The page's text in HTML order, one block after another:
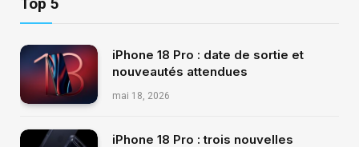
iPhone 18 Pro : date de sortie et
nouveautés attendues
mai 18, 2026
iPhone 18 Pro : trois nouvelles